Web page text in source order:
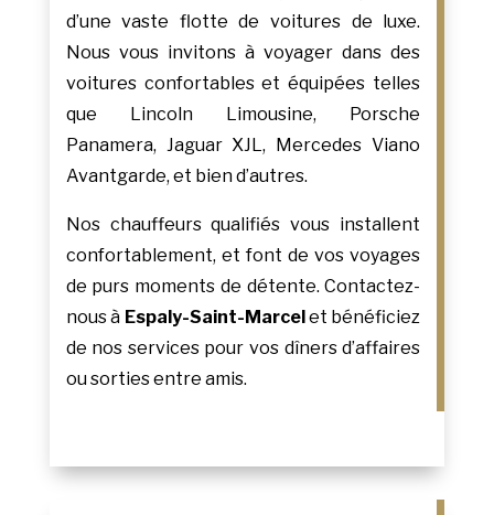
d’une vaste flotte de voitures de luxe.
Nous vous invitons à voyager dans des
voitures confortables et équipées telles
que Lincoln Limousine, Porsche
Panamera, Jaguar XJL, Mercedes Viano
Avantgarde, et bien d’autres.
Nos chauffeurs qualifiés vous installent
confortablement, et font de vos voyages
de purs moments de détente. Contactez-
nous à Espaly-Saint-Marcelet bénéficiez
de nos services pour vos dîners d’affaires
ou sorties entre amis.